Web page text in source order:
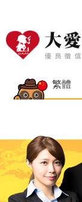
繁體